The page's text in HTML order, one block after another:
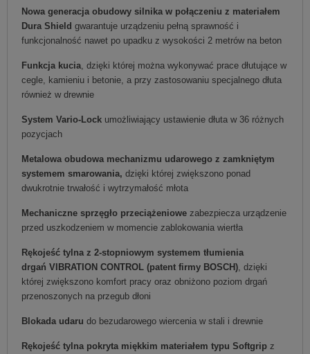
Nowa generacja obudowy silnika w połączeniu z materiałem
Dura Shield gwarantuje urządzeniu pełną sprawność i
funkcjonalność nawet po upadku z wysokości 2 metrów na beton
Funkcja kucia , dzięki której można wykonywać prace dłutujące w
cegle, kamieniu i betonie, a przy zastosowaniu specjalnego dłuta
również w drewnie
System Vario-Lock umożliwiający ustawienie dłuta w 36 różnych
pozycjach
Metalowa obudowa mechanizmu udarowego z zamkniętym
systemem smarowania, dzięki której zwiększono ponad
dwukrotnie trwałość i wytrzymałość młota
Mechaniczne sprzęgło przeciążeniowe zabezpiecza urządzenie
przed uszkodzeniem w momencie zablokowania wiertła
Rękojeść tylna z 2-stopniowym systemem tłumienia
drgań VIBRATION CONTROL (patent firmy BOSCH) , dzięki
której zwiększono komfort pracy oraz obniżono poziom drgań
przenoszonych na przegub dłoni
Blokada udaru do bezudarowego wiercenia w stali i drewnie
Rękojeść tylna pokryta miękkim materiałem typu Softgrip z